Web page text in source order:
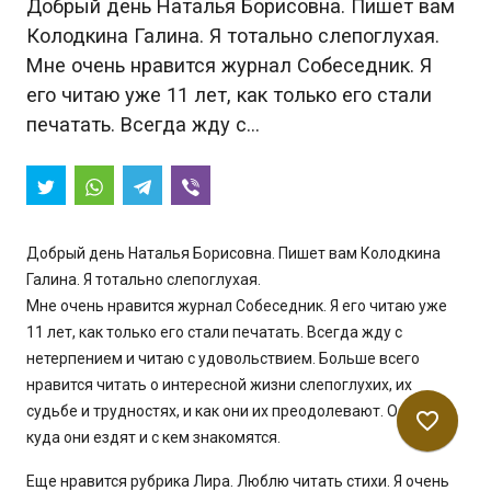
Добрый день Наталья Борисовна. Пишет вам
Колодкина Галина. Я тотально слепоглухая.
Мне очень нравится журнал Собеседник. Я
его читаю уже 11 лет, как только его стали
печатать. Всегда жду с…
Добрый день Наталья Борисовна. Пишет вам Колодкина
Галина. Я тотально слепоглухая.
Мне очень нравится журнал Собеседник. Я его читаю уже
11 лет, как только его стали печатать. Всегда жду с
нетерпением и читаю с удовольствием. Больше всего
нравится читать о интересной жизни слепоглухих, их
судьбе и трудностях, и как они их преодолевают. О том
куда они ездят и с кем знакомятся.
Еще нравится рубрика Лира. Люблю читать стихи. Я очень
favorite_border